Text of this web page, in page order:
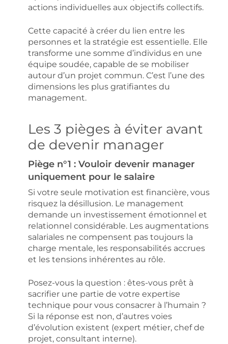
actions individuelles aux objectifs collectifs.
Cette capacité à créer du lien entre les
personnes et la stratégie est essentielle. Elle
transforme une somme d’individus en une
équipe soudée, capable de se mobiliser
autour d’un projet commun. C’est l’une des
dimensions les plus gratifiantes du
management.
Les 3 pièges à éviter avant
de devenir manager
Piège n°1 : Vouloir devenir manager
uniquement pour le salaire
Si votre seule motivation est financière, vous
risquez la désillusion. Le management
demande un investissement émotionnel et
relationnel considérable. Les augmentations
salariales ne compensent pas toujours la
charge mentale, les responsabilités accrues
et les tensions inhérentes au rôle.
Posez-vous la question : êtes-vous prêt à
sacrifier une partie de votre expertise
technique pour vous consacrer à l’humain ?
Si la réponse est non, d’autres voies
d’évolution existent (expert métier, chef de
projet, consultant interne).